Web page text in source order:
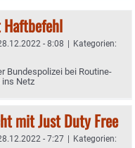
Haftbefehl
- 8:08 | Kategorien:
Bundespolizei bei Routine-
ins Netz
mit Just Duty Free
- 7:27 | Kategorien: